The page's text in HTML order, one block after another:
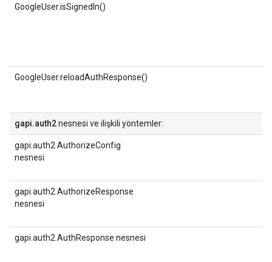
GoogleUser.isSignedIn()
GoogleUser.reloadAuthResponse()
gapi.auth2nesnesi ve ilişkili yöntemler:
gapi.auth2.AuthorizeConfig
nesnesi
gapi.auth2.AuthorizeResponse
nesnesi
gapi.auth2.AuthResponse nesnesi